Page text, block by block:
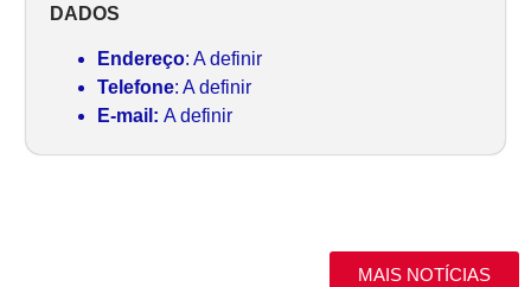
DADOS
Endereço: A definir
Telefone: A definir
E-mail: A definir
MAIS NOTÍCIAS